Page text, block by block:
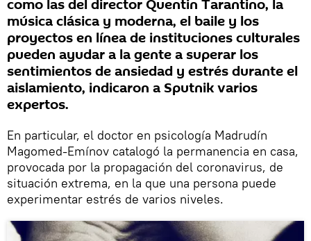
como las del director Quentin Tarantino, la
música clásica y moderna, el baile y los
proyectos en línea de instituciones culturales
pueden ayudar a la gente a superar los
sentimientos de ansiedad y estrés durante el
aislamiento, indicaron a Sputnik varios
expertos.
En particular, el doctor en psicología Madrudín
Magomed-Emínov catalogó la permanencia en casa,
provocada por la propagación del coronavirus, de
situación extrema, en la que una persona puede
experimentar estrés de varios niveles.